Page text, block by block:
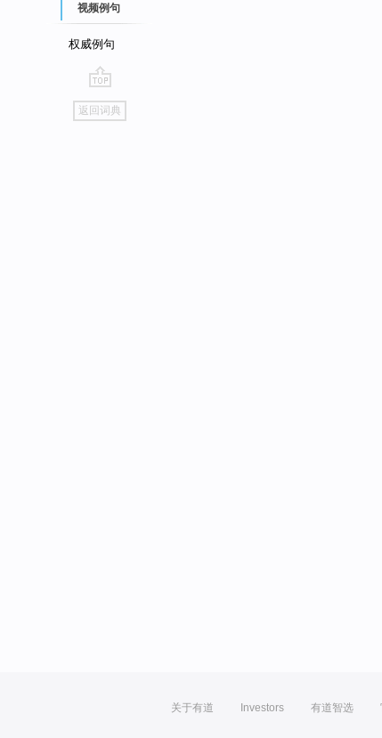
视频例句
权威例句
go
top
返回词典
关于有道 Investors 有道智选